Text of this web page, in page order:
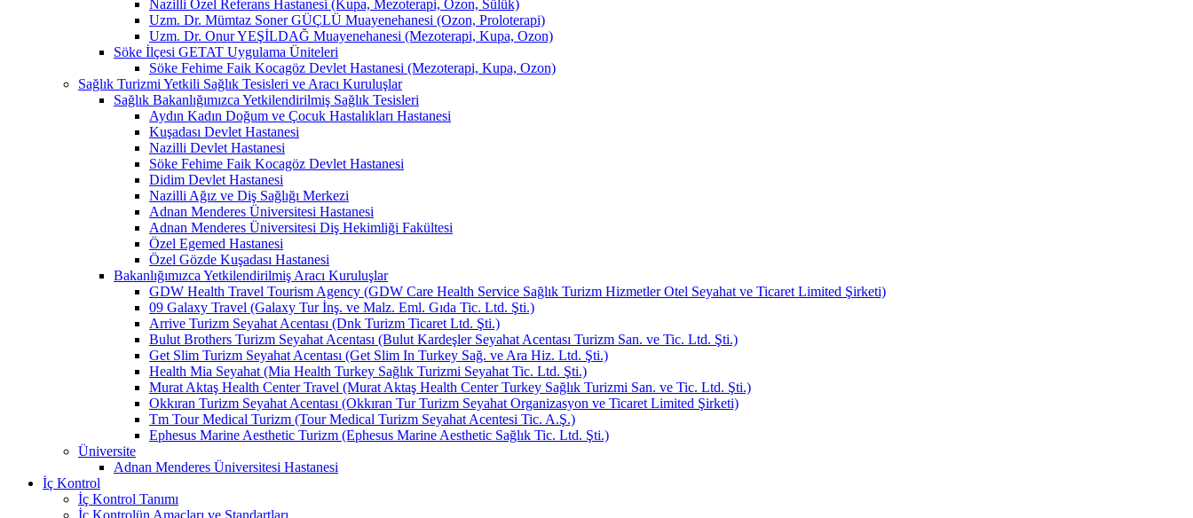
Nazilli Özel Referans Hastanesi (Kupa, Mezoterapi, Ozon, Sülük)
Uzm. Dr. Mümtaz Soner GÜÇLÜ Muayenehanesi (Ozon, Proloterapi)
Uzm. Dr. Onur YEŞİLDAĞ Muayenehanesi (Mezoterapi, Kupa, Ozon)
Söke İlçesi GETAT Uygulama Üniteleri
Söke Fehime Faik Kocagöz Devlet Hastanesi (Mezoterapi, Kupa, Ozon)
Sağlık Turizmi Yetkili Sağlık Tesisleri ve Aracı Kuruluşlar
Sağlık Bakanlığımızca Yetkilendirilmiş Sağlık Tesisleri
Aydın Kadın Doğum ve Çocuk Hastalıkları Hastanesi
Kuşadası Devlet Hastanesi
Nazilli Devlet Hastanesi
Söke Fehime Faik Kocagöz Devlet Hastanesi
Didim Devlet Hastanesi
Nazilli Ağız ve Diş Sağlığı Merkezi
Adnan Menderes Üniversitesi Hastanesi
Adnan Menderes Üniversitesi Diş Hekimliği Fakültesi
Özel Egemed Hastanesi
Özel Gözde Kuşadası Hastanesi
Bakanlığımızca Yetkilendirilmiş Aracı Kuruluşlar
GDW Health Travel Tourism Agency (GDW Care Health Service Sağlık Turizm Hizmetler Otel Seyahat ve Ticaret Limited Şirketi)
09 Galaxy Travel (Galaxy Tur İnş. ve Malz. Eml. Gıda Tic. Ltd. Şti.)
Arrive Turizm Seyahat Acentası (Dnk Turizm Ticaret Ltd. Şti.)
Bulut Brothers Turizm Seyahat Acentası (Bulut Kardeşler Seyahat Acentası Turizm San. ve Tic. Ltd. Şti.)
Get Slim Turizm Seyahat Acentası (Get Slim In Turkey Sağ. ve Ara Hiz. Ltd. Şti.)
Health Mia Seyahat (Mia Health Turkey Sağlık Turizmi Seyahat Tic. Ltd. Şti.)
Murat Aktaş Health Center Travel (Murat Aktaş Health Center Turkey Sağlık Turizmi San. ve Tic. Ltd. Şti.)
Okkıran Turizm Seyahat Acentası (Okkıran Tur Turizm Seyahat Organizasyon ve Ticaret Limited Şirketi)
Tm Tour Medical Turizm (Tour Medical Turizm Seyahat Acentesi Tic. A.Ş.)
Ephesus Marine Aesthetic Turizm (Ephesus Marine Aesthetic Sağlık Tic. Ltd. Şti.)
Üniversite
Adnan Menderes Üniversitesi Hastanesi
İç Kontrol
İç Kontrol Tanımı
İç Kontrolün Amaçları ve Standartları